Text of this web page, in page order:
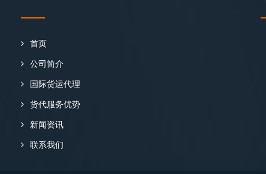
首页
公司简介
国际货运代理
货代服务优势
新闻资讯
联系我们